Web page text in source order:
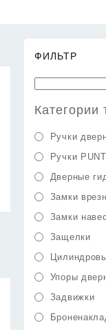
ФИЛЬТР
Категории
Ручки
Ручки
Дверные
Замки
Замки
Защелки
Упоры
Задвижки